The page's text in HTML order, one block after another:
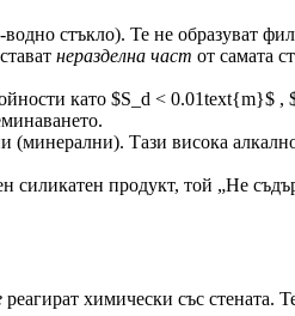
стъкло). Те не образуват
неразделна част от самата
като $S_d <
(минерални). Тази висока
силикатен продукт, той „Не
реагират химически със стената.